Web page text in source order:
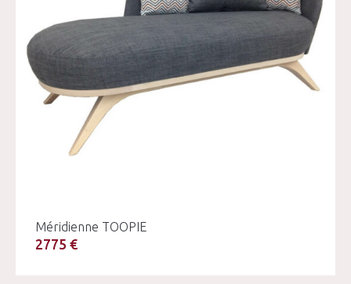
Méridienne TOOPIE
2775 €